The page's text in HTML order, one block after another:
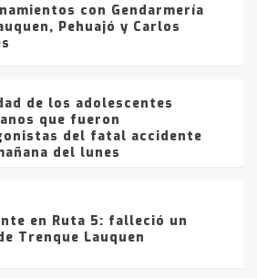
con Gendarmería
Pehuajó y Carlos
de los adolescentes
que fueron
del fatal accidente
del lunes
en Ruta 5: falleció un
Trenque Lauquen